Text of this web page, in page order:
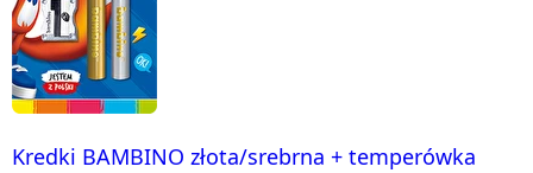
Kredki BAMBINO złota/srebrna + temperówka